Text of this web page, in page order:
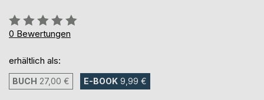
Bewertung::
0%
0 Bewertungen
erhältlich als:
BUCH 27,00 € E-BOOK 9,99 €